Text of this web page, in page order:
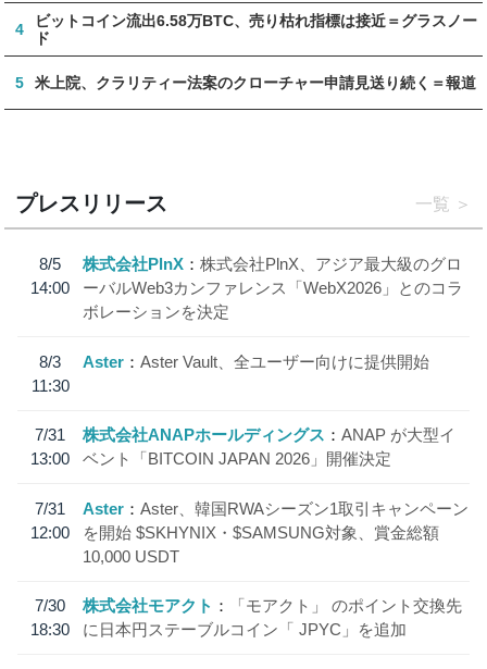
4
ビットコイン流出6.58万BTC、売り枯れ指標は接近＝グラスノー
ド
5 米上院、クラリティー法案のクローチャー申請見送り続く＝報道
プレスリリース 一覧
8/5
14:00
株式会社PlnX
株式会社PlnX、アジア最大級のグロ
ーバルWeb3カンファレンス「WebX2026」とのコラ
ボレーションを決定
8/3
11:30
Aster Aster Vault、全ユーザー向けに提供開始
7/31
13:00
株式会社ANAPホールディングス
ANAP が大型イ
ベント「BITCOIN JAPAN 2026」開催決定
7/31
12:00
Aster
Aster、韓国RWAシーズン1取引キャンペーン
を開始 $SKHYNIX・$SAMSUNG対象、賞金総額
10,000 USDT
7/30
18:30
株式会社モアクト
「モアクト」 のポイント交換先
に日本円ステーブルコイン「 JPYC」を追加